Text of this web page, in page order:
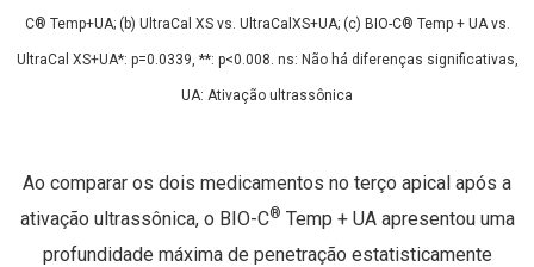
C® Temp+UA; (b) UltraCal XS vs. UltraCalXS+UA; (c) BIO-C® Temp + UA vs.
UltraCal XS+UA*: p=0.0339, **: p<0.008. ns: Não há diferenças significativas,
UA: Ativação ultrassônica
Ao comparar os dois medicamentos no terço apical após a
ativação ultrassônica, o BIO-C® Temp + UA apresentou uma
profundidade máxima de penetração estatisticamente